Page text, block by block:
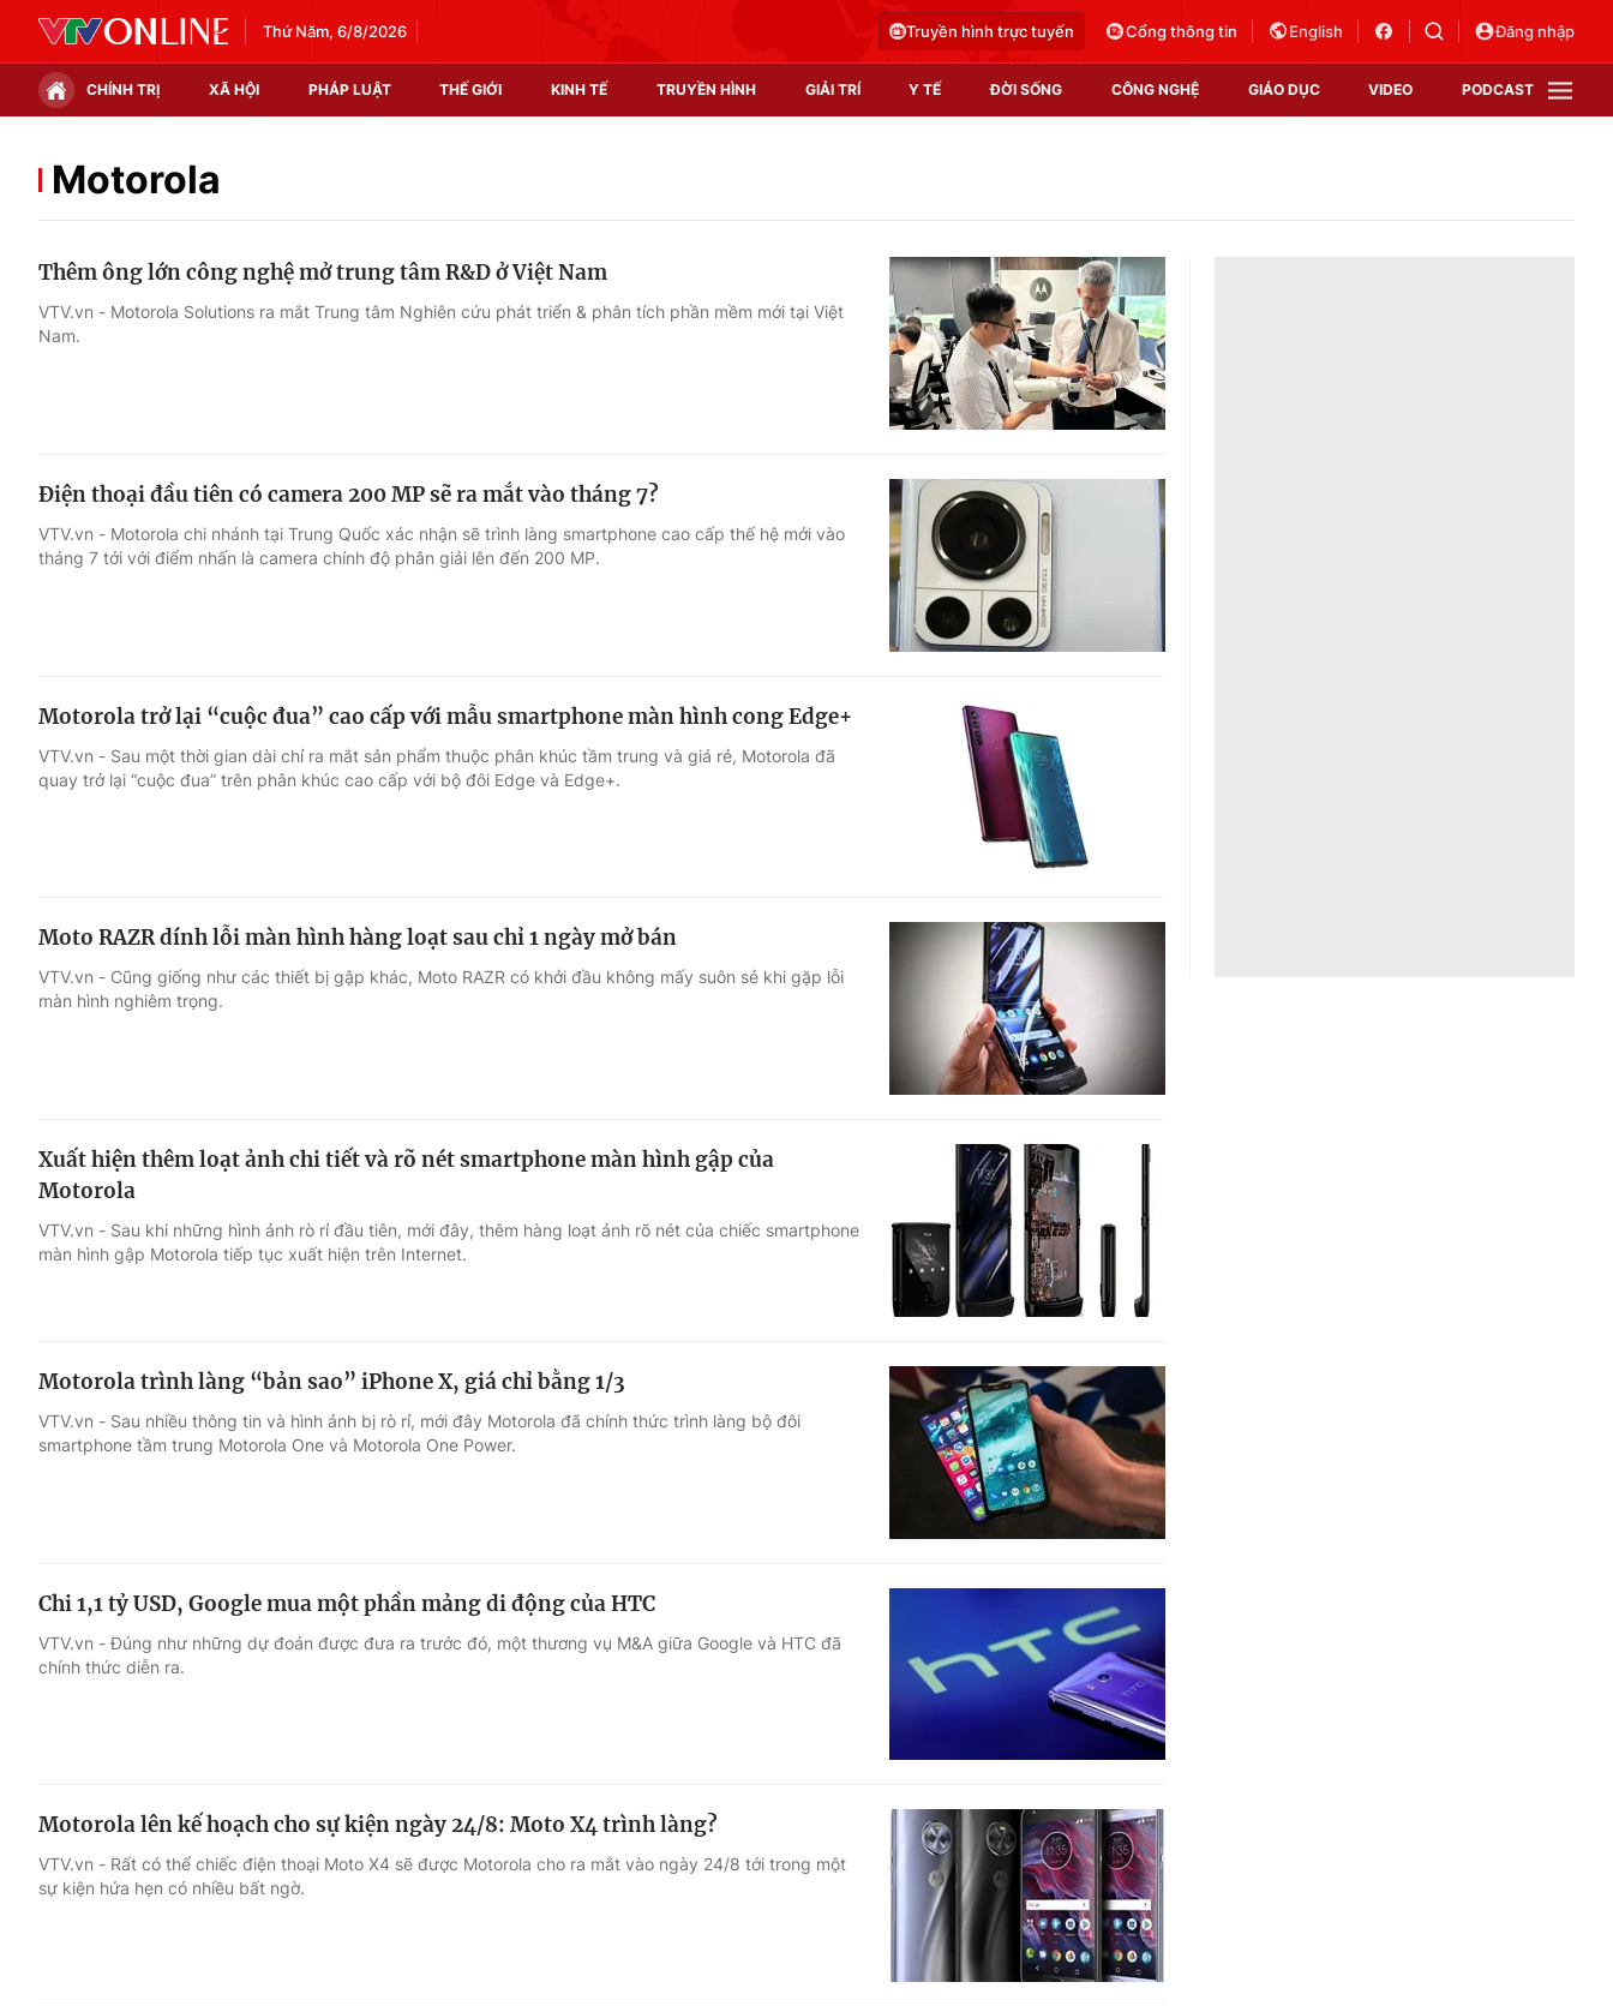
Thứ Năm, 6/8/2026 Truyền hình trực tuyến Cổng thông tin English Đăng nhập
CHÍNH TRỊ XÃ HỘI PHÁP LUẬT THẾ GIỚI KINH TẾ TRUYỀN HÌNH GIẢI TRÍ Y TẾ ĐỜI SỐNG CÔNG NGHỆ GIÁO DỤC VIDEO PODCAST
Chính trị
Thế giới đó đây
Video
Shorts video
Podcast
EMagazine
Photo
Infographic
Góc ảnh
Điện ảnh
Âm nhạc
Sao
Du lịch
Làm đẹp
Chất lượng cuộc sống
Tuyển sinh
Học trực tuyến
Công nghệ
Hitech Công nghệ tương lai
Sản phẩm
Thị trường
Tư vấn
VTV Sức khoẻ
Motorola
Thêm ông lớn công nghệ mở trung tâm R&D ở Việt Nam
VTV.vn - Motorola Solutions ra mắt Trung tâm Nghiên cứu phát triển & phân tích phần mềm mới tại Việt
Nam.
Điện thoại đầu tiên có camera 200 MP sẽ ra mắt vào tháng 7?
VTV.vn - Motorola chi nhánh tại Trung Quốc xác nhận sẽ trình làng smartphone cao cấp thế hệ mới vào
tháng 7 tới với điểm nhấn là camera chính độ phân giải lên đến 200 MP.
Motorola trở lại “cuộc đua” cao cấp với mẫu smartphone màn hình cong Edge+
VTV.vn - Sau một thời gian dài chỉ ra mắt sản phẩm thuộc phân khúc tầm trung và giá rẻ, Motorola đã
quay trở lại “cuộc đua” trên phân khúc cao cấp với bộ đôi Edge và Edge+.
Moto RAZR dính lỗi màn hình hàng loạt sau chỉ 1 ngày mở bán
VTV.vn - Cũng giống như các thiết bị gập khác, Moto RAZR có khởi đầu không mấy suôn sẻ khi gặp lỗi
màn hình nghiêm trọng.
Xuất hiện thêm loạt ảnh chi tiết và rõ nét smartphone màn hình gập của
Motorola
VTV.vn - Sau khi những hình ảnh rò rỉ đầu tiên, mới đây, thêm hàng loạt ảnh rõ nét của chiếc smartphone
màn hình gập Motorola tiếp tục xuất hiện trên Internet.
Motorola trình làng “bản sao” iPhone X, giá chỉ bằng 1/3
VTV.vn - Sau nhiều thông tin và hình ảnh bị rò rỉ, mới đây Motorola đã chính thức trình làng bộ đôi
smartphone tầm trung Motorola One và Motorola One Power.
Chi 1,1 tỷ USD, Google mua một phần mảng di động của HTC
VTV.vn - Đúng như những dự đoán được đưa ra trước đó, một thương vụ M&A giữa Google và HTC đã
chính thức diễn ra.
Motorola lên kế hoạch cho sự kiện ngày 24/8: Moto X4 trình làng?
VTV.vn - Rất có thể chiếc điện thoại Moto X4 sẽ được Motorola cho ra mắt vào ngày 24/8 tới trong một
sự kiện hứa hẹn có nhiều bất ngờ.